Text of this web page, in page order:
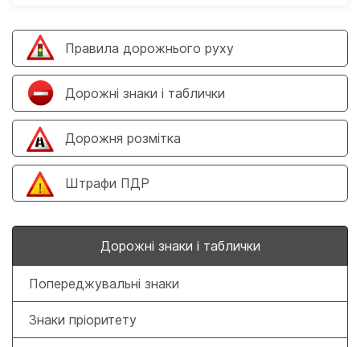
Правила дорожнього руху
Дорожні знаки і таблички
Дорожня розмітка
Штрафи ПДР
Дорожні знаки і таблички
Попереджувальні знаки
Знаки пріоритету